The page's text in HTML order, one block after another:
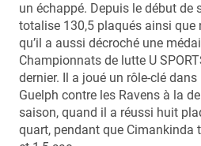
un échappé. Depuis le début de
totalise 130,5 plaqués ainsi que
qu’il a aussi décroché une
Championnats de lutte U
dernier. Il a joué un rôle-clé
Guelph contre les Ravens à la
saison, quand il a réussi huit
quart, pendant que Cimankinda